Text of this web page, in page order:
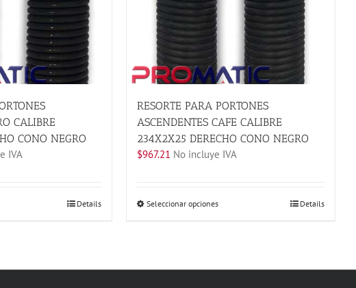
CALIBRE
CONO NEGRO
IVA
Details
RESORTE PARA PORTONES
ASCENDENTES CAFE CALIBRE
234X2X25 DERECHO CONO NEGRO
$967.21 No incluye IVA
Seleccionar opcionesEste
Details